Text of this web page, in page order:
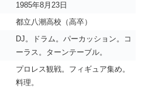
1985年8月23日
都立八潮高校（高卒）
DJ。ドラム。パーカッション。コ
ーラス。ターンテーブル。
プロレス観戦。フィギュア集め。
料理。